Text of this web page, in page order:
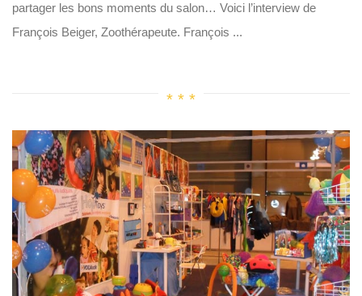
partager les bons moments du salon… Voici l’interview de
François Beiger, Zoothérapeute. François ...